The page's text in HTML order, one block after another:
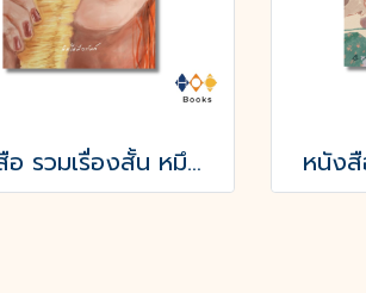
หนังสือ รวมเรื่องสั้น หมึกบทและชีวารสอื่น ๆ หนังสื